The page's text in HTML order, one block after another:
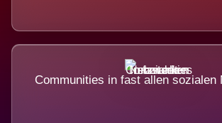
Communities in fast allen sozialen